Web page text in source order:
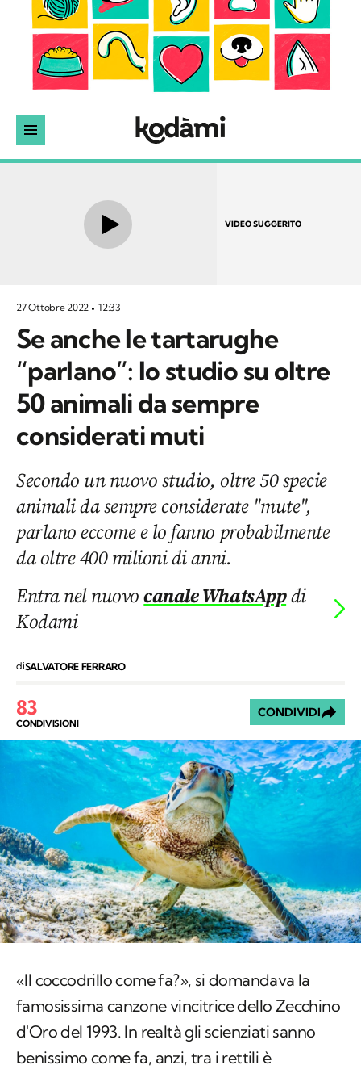
VIDEO SUGGERITO
27 Ottobre 2022 12:33
Se anche le tartarughe
“parlano”: lo studio su oltre
50 animali da sempre
considerati muti
Secondo un nuovo studio, oltre 50 specie
animali da sempre considerate "mute",
parlano eccome e lo fanno probabilmente
da oltre 400 milioni di anni.
Entra nel nuovocanale WhatsAppdi
Kodami
diSALVATORE FERRARO
83
CONDIVISIONI
CONDIVIDI
«Il coccodrillo come fa?», si domandava la
famosissima canzone vincitrice dello Zecchino
d'Oro del 1993. In realtà gli scienziati sanno
benissimo come fa, anzi, tra i rettili è